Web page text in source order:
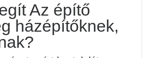
Az építő
házépítőknek,